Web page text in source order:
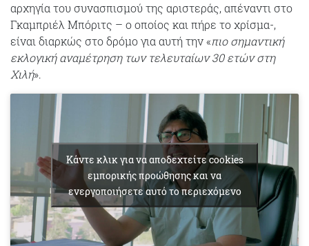
αρχηγία του συνασπισμού της αριστεράς, απέναντι στο
Γκαμπριέλ Μπόριτς – ο οποίος και πήρε το χρίσμα-,
είναι διαρκώς στο δρόμο για αυτή την «πιο σημαντική
εκλογική αναμέτρηση των τελευταίων 30 ετών στη
Χιλή».
Κάντε κλικ για να αποδεχτείτε cookies
εμπορικής προώθησης και να
ενεργοποιήσετε αυτό το περιεχόμενο